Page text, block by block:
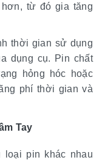
từ đó gia tăng
thời gian sử dụng
dụng cụ. Pin chất
hỏng hóc hoặc
phí thời gian và
Tay
loại pin khác nhau